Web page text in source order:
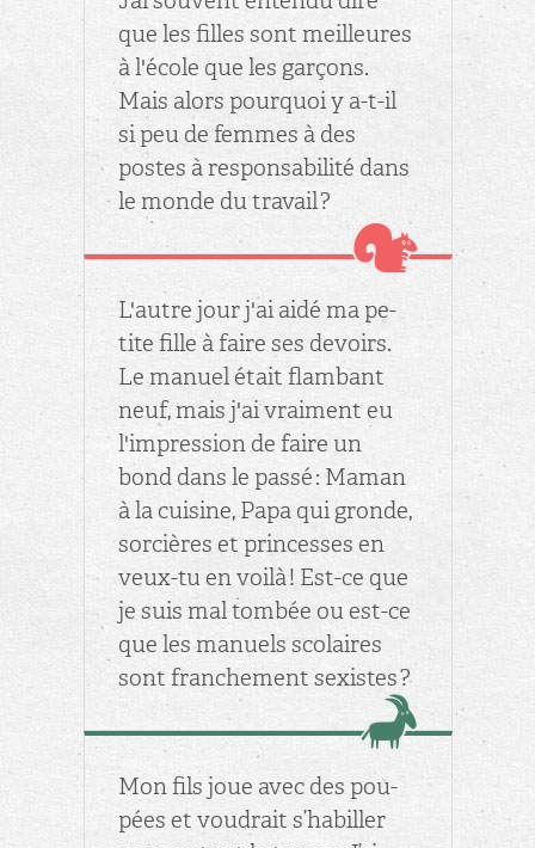
que les filles sont meilleures
à l'école que les gar­çons.
Mais alors pour­quoi y a-t-il
si peu de femmes à des
postes à res­pon­sa­bi­lité dans
le monde du tra­vail ?
L'autre jour j'ai aidé ma pe­
tite fille à faire ses de­voirs.
Le ma­nuel était flam­bant
neuf, mais j'ai vrai­ment eu
l'im­pres­sion de faire un
bond dans le passé : Maman
à la cui­sine, Papa qui gronde,
sor­cières et prin­cesses en
veux-tu en voilà ! Est-ce que
je suis mal tom­bée ou est-ce
que les ma­nuels sco­laires
sont fran­che­ment sexistes ?
Mon fils joue avec des pou­
pées et vou­drait s’ha­biller